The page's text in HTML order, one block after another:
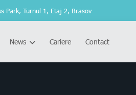
Park, Turnul 1, Etaj 2, Brasov
News Cariere Contact